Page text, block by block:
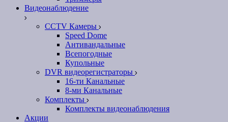
Видеонаблюдение
CCTV Камеры
Speed Dome
Антивандальные
Всепогодные
Купольные
DVR видеорегистраторы
16-ти Канальные
8-ми Канальные
Комплекты
Комплекты видеонаблюдения
Акции